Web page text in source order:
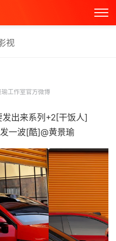
视
工作室官方微博
出来系列+2[干饭人]
一波[酷]@黄景瑜